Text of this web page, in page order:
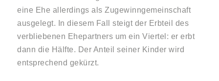
eine Ehe allerdings als Zugewinngemeinschaft
ausgelegt. In diesem Fall steigt der Erbteil des
verbliebenen Ehepartners um ein Viertel: er erbt
dann die Hälfte. Der Anteil seiner Kinder wird
entsprechend gekürzt.